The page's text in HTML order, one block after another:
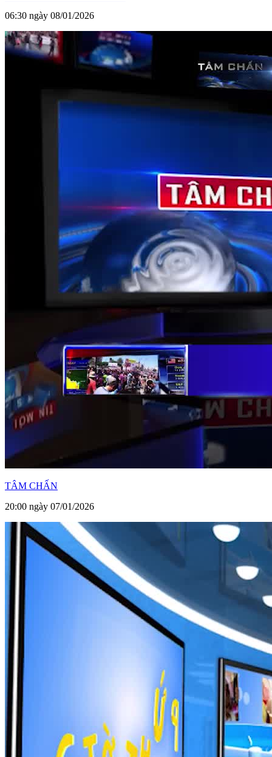
06:30 ngày 08/01/2026
TÂM CHẤN
20:00 ngày 07/01/2026